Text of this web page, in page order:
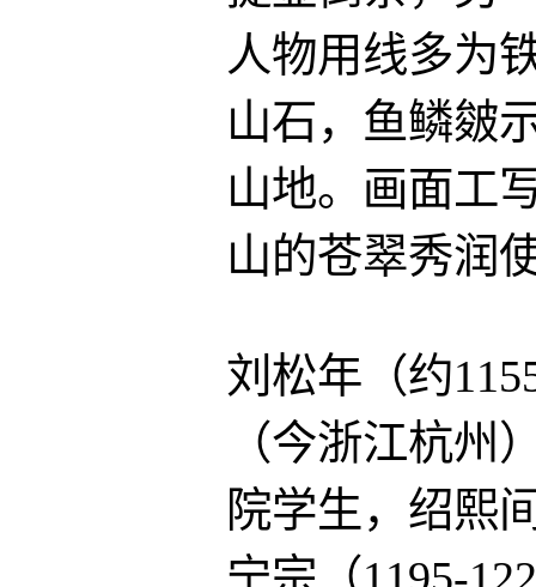
人物用线多为
山石，鱼鳞皴
山地。画面工
山的苍翠秀润
刘松年（约
（今浙江杭州
院学生，绍熙